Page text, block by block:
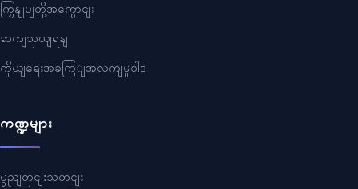
ကြှနျုပျတို့အကွောငျး
ဆကျသှယျရနျ
ကိုယျရေးအခကြျအလကျမူဝါဒ
ကဏ္ဍများ
ပွညျတှငျးသတငျး